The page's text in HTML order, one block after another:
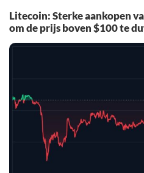
Litecoin: Sterke aankopen
om de prijs boven $100 te